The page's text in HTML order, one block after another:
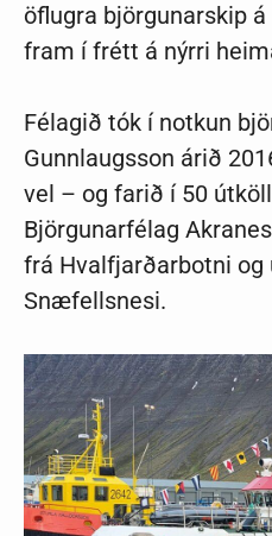
öflugra björgunarskip
fram í frétt á nýrri
Félagið tók í notkun
Gunnlaugsson árið
vel – og farið í 50
Björgunarfélag
frá Hvalfjarðarbotni og
Snæfellsnesi.